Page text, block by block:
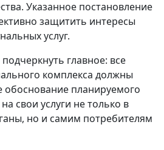
Указанное постановление
защитить интересы
услуг.
главное: все
комплекса должны
обоснование планируемого
свои услуги не только в
но и самим потребителям